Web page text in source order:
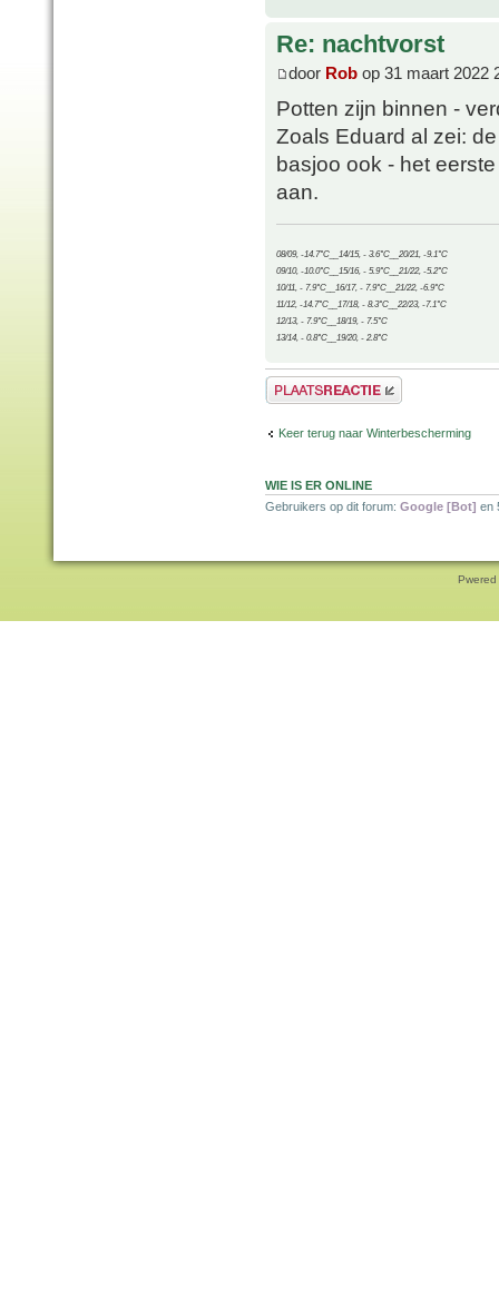
Re: nachtvorst
door Rob op 31 maart 2022
Potten zijn binnen -
Zoals Eduard al zei:
basjoo ook - het
aan.
08/09, -14.7°C__14/15, - 3.6°C__20/21, -9.1°C
09/10, -10.0°C__15/16, - 5.9°C__21/22, -5.2°C
10/11, - 7.9°C__16/17, - 7.9°C__21/22, -6.9°C
11/12, -14.7°C__17/18, - 8.3°C__22/23, -7.1°C
12/13, - 7.9°C__18/19, - 7.5°C
13/14, - 0.8°C__19/20, - 2.8°C
Plaats een reactie
Keer terug naar Winterbescherming
WIE IS ER ONLINE
Gebruikers op dit forum: Google [Bot] en